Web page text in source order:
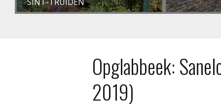
Opglabbeek:
2019)